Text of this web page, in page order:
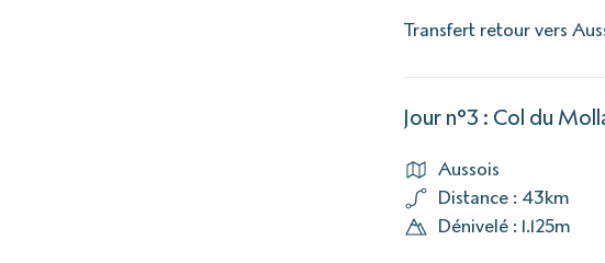
Transfert retour vers
Jour n°3 : Col du
Aussois
Distance : 43km
Dénivelé : 1.125m